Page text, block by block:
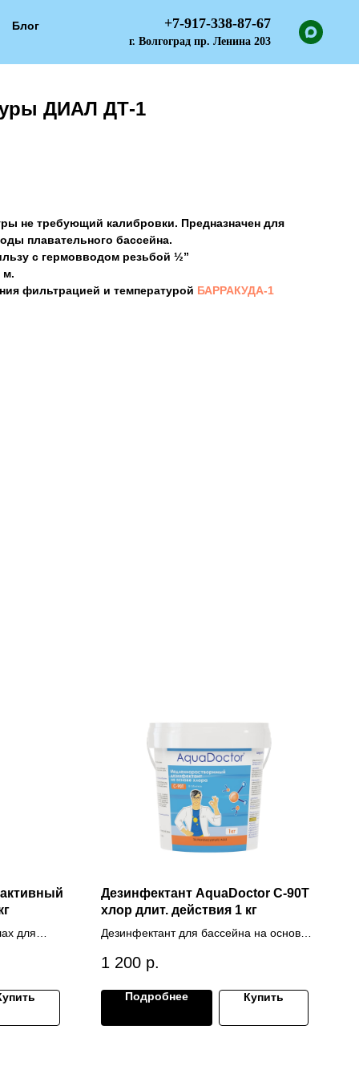
Блог +7-917-338-87-67
г. Волгоград пр. Ленина 203
ДИАЛ ДТ-1
не требующий калибровки. Предназначен для
плавательного бассейна.
с гермовводом резьбой ½”
м.
фильтрацией и температурой БАРРАКУДА-1
для
Дезинфектант AquaDoctor C-90Т
хлор длит. действия 1 кг
Дезинфектант для бассейна на основе
1 200 р.
Подробнее Купить